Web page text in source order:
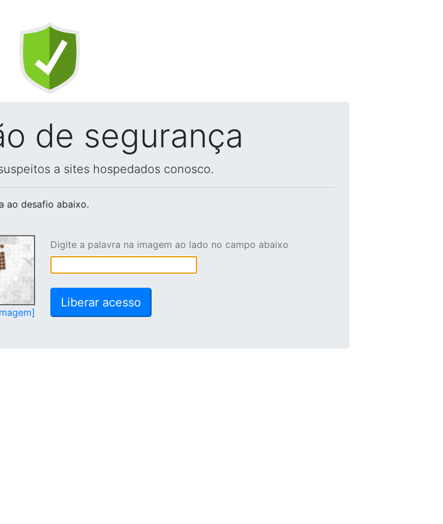
de segurança
a sites hospedados conosco.
ao desafio abaixo.
Digite a palavra na imagem ao lado no campo abaixo